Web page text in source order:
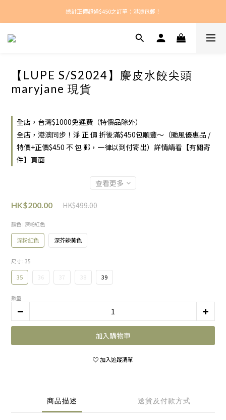
新款每周上架！
總計正價超過$450之訂單：港澳包郵！
【LUPE S/S2024】麖皮水餃尖頭
maryjane 現貨
全店，台灣$1000免運費（特價品除外）
全店，港澳同步！淨 正 價 折後滿$450包順豐～（颱風優惠品 /
特價+正價$450 不 包 郵，一律以到付寄出）詳情請看【有關寄
件】頁面
查看更多
HK$200.00 HK$499.00
顏色 : 深粉紅色
深粉紅色 深芥辣黃色
尺寸 : 35
35 36 37 38 39
數量
加入購物車
加入追蹤清單
商品描述 送貨及付款方式